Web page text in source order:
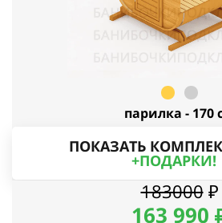
парилка - 170
ПОКАЗАТЬ
+ПОДАРКИ!
183000 ₽
163 990